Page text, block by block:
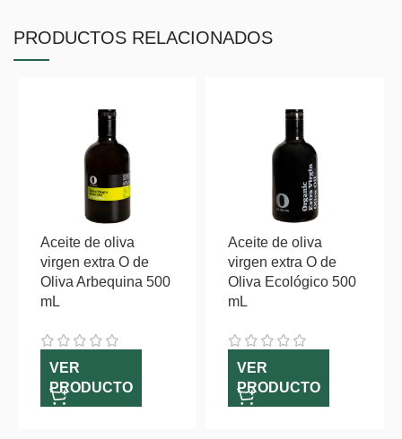
PRODUCTOS RELACIONADOS
Aceite de oliva
virgen extra O de
Oliva Arbequina 500
mL
VER
PRODUCTO
Aceite de oliva
virgen extra O de
Oliva Ecológico 500
mL
VER
PRODUCTO